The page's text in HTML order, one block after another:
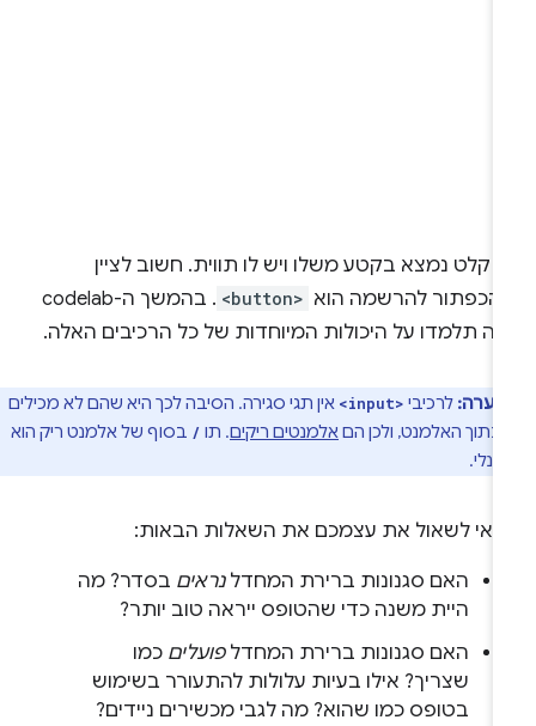
קלט נמצא בקטע משלו ויש לו תווית. חשוב לציין
להרשמה הוא <button>
. בהמשך ה-codelab
תלמדו על היכולות המיוחדות של כל הרכיבים האלה.
הערה:לרכיבי<input>אין תגי סגירה. הסיבה לכך היא שהם לא מכילים
בתוך האלמנט, ולכן הם אלמנטים ריקים. תו/ בסוף של אלמנט ריק הוא
לשאול את עצמכם את השאלות הבאות:
האם סגנונות ברירת המחדלנראיםבסדר? מה
היית משנה כדי שהטופס ייראה טוב יותר?
האם סגנונות ברירת המחדלפועליםכמו
שצריך? אילו בעיות עלולות להתעורר בשימוש
בטופס כמו שהוא? מה לגבי מכשירים ניידים?